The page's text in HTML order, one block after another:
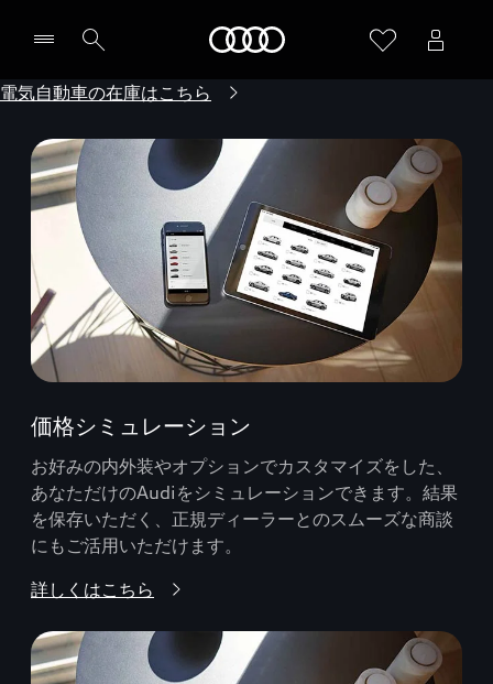
電気自動車の在庫はこちら
価格シミュレーション
お好みの内外装やオプションでカスタマイズをした、
あなただけのAudiをシミュレーションできます。結果
を保存いただく、正規ディーラーとのスムーズな商談
にもご活用いただけます。
詳しくはこちら